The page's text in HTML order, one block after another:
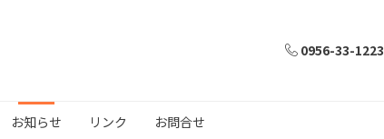
0956-33-1223
お知らせ リンク お問合せ